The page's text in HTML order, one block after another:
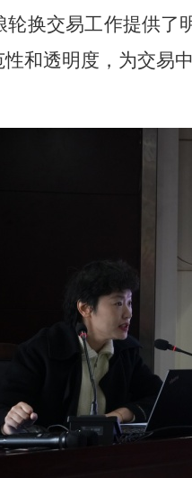
换交易工作提供
和透明度，为交易